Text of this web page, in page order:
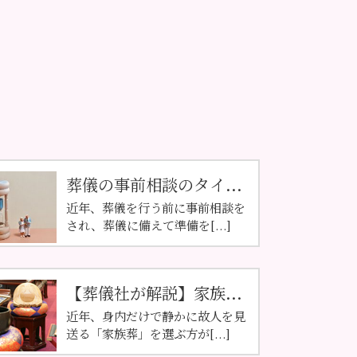
葬儀の事前相談のタイ...
近年、葬儀を行う前に事前相談を
され、葬儀に備えて準備を[...]
【葬儀社が解説】家族...
近年、身内だけで静かに故人を見
送る「家族葬」を選ぶ方が[...]